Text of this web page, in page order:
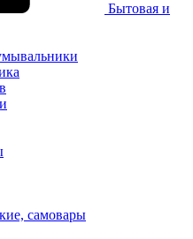
Бытовая и
самовары